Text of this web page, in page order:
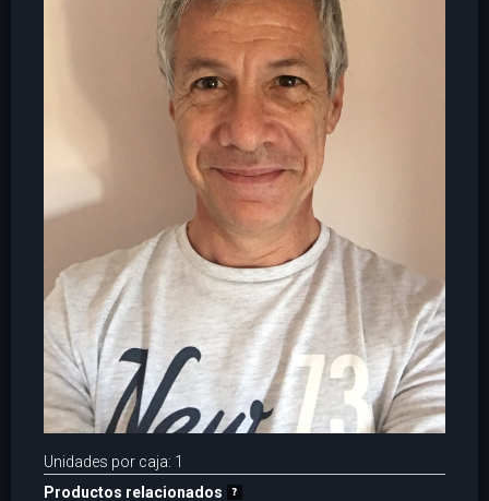
Unidades por caja: 1
Productos relacionados